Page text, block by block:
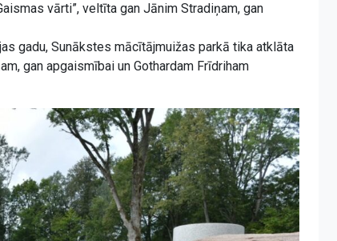
vārti”, veltīta gan Jānim Stradiņam, gan
gadu, Sunākstes mācītājmuižas parkā tika atklāta
gan apgaismībai un Gothardam Frīdriham